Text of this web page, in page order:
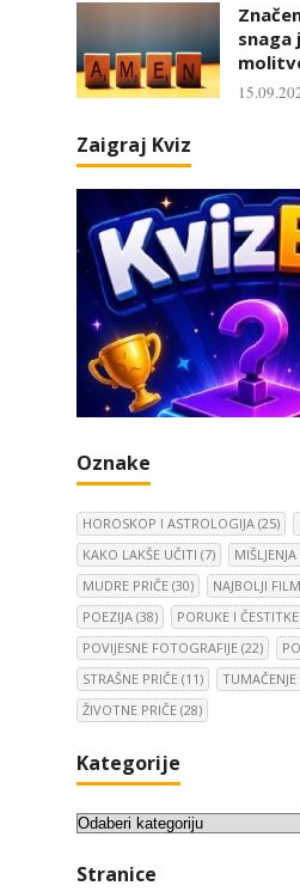
snaga
Zaigraj Kviz
Oznake
HOROSKOP I ASTROLOGIJA (25)
KAKO LAKŠE UČITI (7)
MUDRE PRIČE (30) NAJBOLJI
POEZIJA (38) PORUKE I ČESTITKE
POVIJESNE FOTOGRAFIJE (22)
STRAŠNE PRIČE (11)
ŽIVOTNE PRIČE (28)
Kategorije
K
t
Stranice